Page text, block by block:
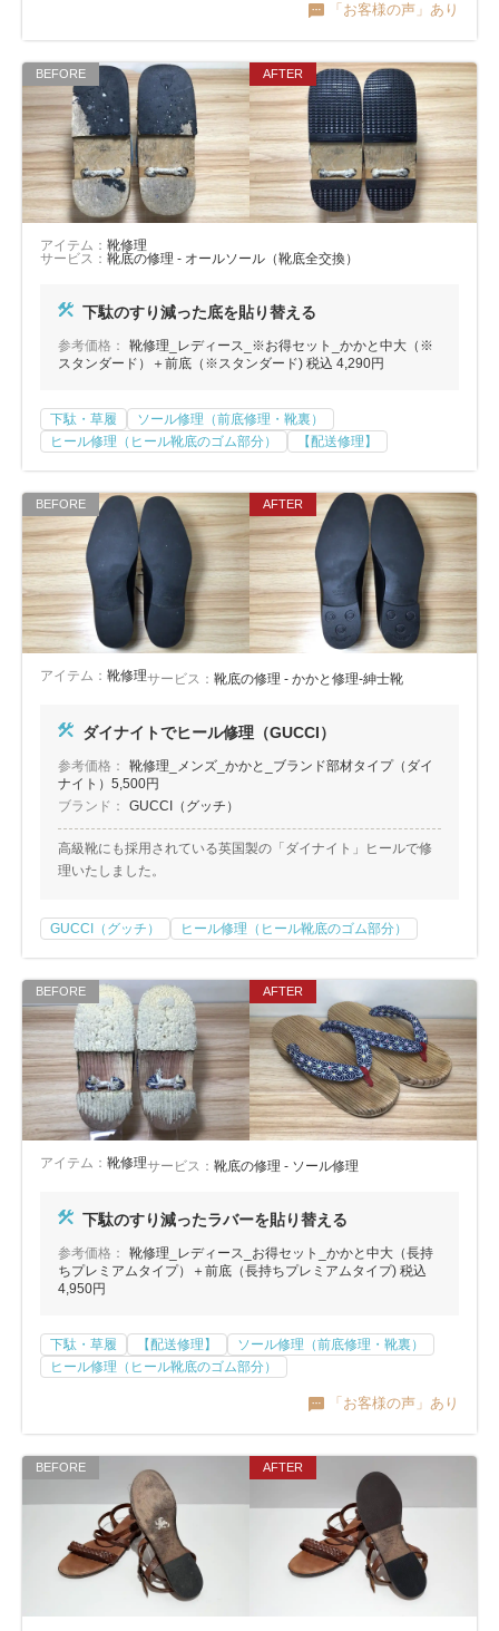
「お客様の声」あり
アイテム： 靴修理
サービス： 靴底の修理 - オールソール（靴底全交換）
下駄のすり減った底を貼り替える
参考価格：
靴修理_レディース_※お得セット_かかと中大（※
スタンダード）＋前底（※スタンダード) 税込 4,290円
下駄・草履
ソール修理（前底修理・靴裏）
ヒール修理（ヒール靴底のゴム部分）
【配送修理】
アイテム： 靴修理サービス： 靴底の修理 - かかと修理-紳士靴
ダイナイトでヒール修理（GUCCI）
参考価格：
靴修理_メンズ_かかと_ブランド部材タイプ（ダイ
ナイト）5,500円
ブランド：
GUCCI（グッチ）
高級靴にも採用されている英国製の「ダイナイト」ヒールで修
理いたしました。
GUCCI（グッチ） ヒール修理（ヒール靴底のゴム部分）
アイテム： 靴修理サービス： 靴底の修理 - ソール修理
下駄のすり減ったラバーを貼り替える
参考価格：
靴修理_レディース_お得セット_かかと中大（長持
ちプレミアムタイプ）＋前底（長持ちプレミアムタイプ) 税込
4,950円
下駄・草履 【配送修理】
ソール修理（前底修理・靴裏）
ヒール修理（ヒール靴底のゴム部分）
「お客様の声」あり